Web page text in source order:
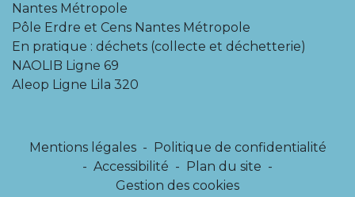
Nantes Métropole
Pôle Erdre et Cens Nantes Métropole
En pratique : déchets (collecte et déchetterie)
NAOLIB Ligne 69
Aleop Ligne Lila 320
Mentions légales - Politique de confidentialité
- Accessibilité - Plan du site -
Gestion des cookies